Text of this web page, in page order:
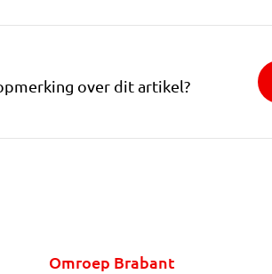
over dit artikel?
Omroep Brabant